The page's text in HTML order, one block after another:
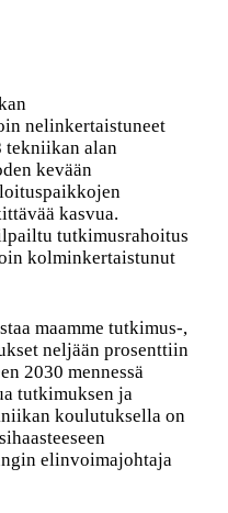
nelinkertaistuneet
tekniikan alan
kevään
kasvua.
tutkimusrahoitus
kolminkertaistunut
maamme tutkimus-,
neljään prosenttiin
2030 mennessä
tutkimuksen ja
koulutuksella on
elinvoimajohtaja